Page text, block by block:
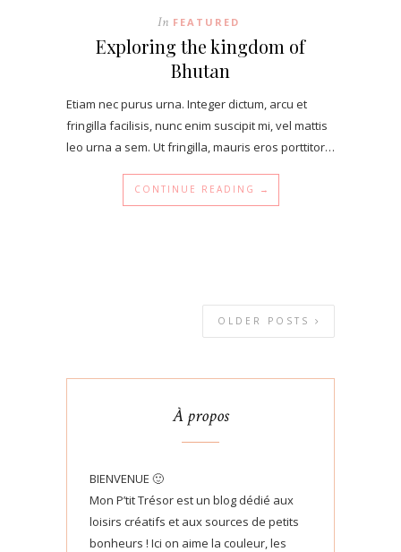
In FEATURED
Exploring the kingdom of
Bhutan
Etiam nec purus urna. Integer dictum, arcu et
fringilla facilisis, nunc enim suscipit mi, vel mattis
leo urna a sem. Ut fringilla, mauris eros porttitor…
CONTINUE READING →
OLDER POSTS
À propos
BIENVENUE 🙂
Mon P’tit Trésor est un blog dédié aux
loisirs créatifs et aux sources de petits
bonheurs ! Ici on aime la couleur, les